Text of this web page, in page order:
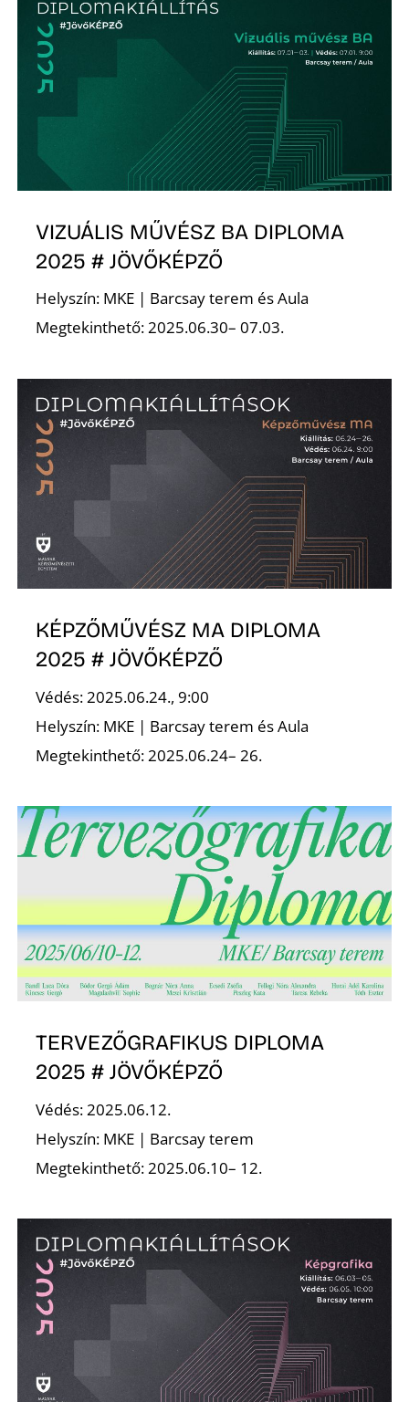
VIZUÁLIS MŰVÉSZ BA DIPLOMA
2025 # JÖVŐKÉPZŐ
Helyszín: MKE | Barcsay terem és Aula
Megtekinthető: 2025.06.30– 07.03.
KÉPZŐMŰVÉSZ MA DIPLOMA
2025 # JÖVŐKÉPZŐ
Védés: 2025.06.24., 9:00
Helyszín: MKE | Barcsay terem és Aula
Megtekinthető: 2025.06.24– 26.
TERVEZŐGRAFIKUS DIPLOMA
2025 # JÖVŐKÉPZŐ
Védés: 2025.06.12.
Helyszín: MKE | Barcsay terem
Megtekinthető: 2025.06.10– 12.